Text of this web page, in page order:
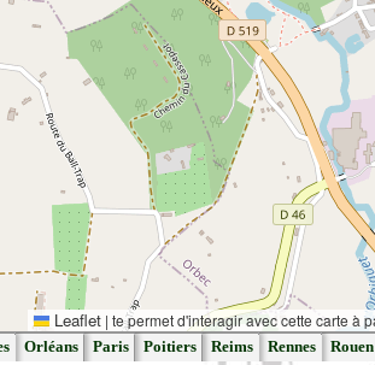
Leaflet | te permet d'interagir avec cette carte à
Orléans Paris Poitiers Reims Rennes Rouen